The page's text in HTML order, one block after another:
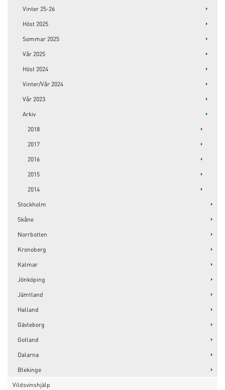
Vinter 25-26
Höst 2025
Sommar 2025
Vår 2025
Höst 2024
Vinter/Vår 2024
Vår 2023
Arkiv
2018
2017
2016
2015
2014
Stockholm
Skåne
Norrbotten
Kronoberg
Kalmar
Jönköping
Jämtland
Halland
Gävleborg
Gotland
Dalarna
Blekinge
Vildsvinshjälp